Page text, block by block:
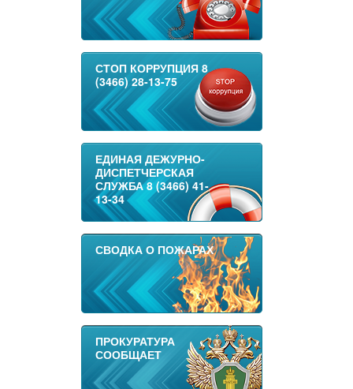
СТОП КОРРУПЦИЯ 8
(3466) 28-13-75
ЕДИНАЯ ДЕЖУРНО-
ДИСПЕТЧЕРСКАЯ
СЛУЖБА 8 (3466) 41-
13-34
СВОДКА О ПОЖАРАХ
ПРОКУРАТУРА
СООБЩАЕТ